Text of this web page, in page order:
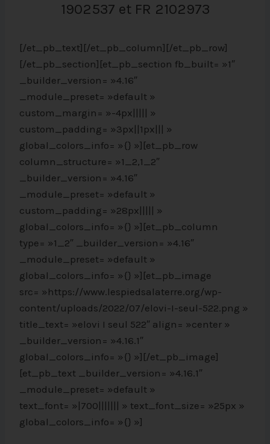
1902537 et FR 2102973
[/et_pb_text][/et_pb_column][/et_pb_row]
[/et_pb_section][et_pb_section fb_built= »1″
_builder_version= »4.16″
_module_preset= »default »
custom_margin= »-4px||||| »
custom_padding= »3px||1px||| »
global_colors_info= »{} »][et_pb_row
column_structure= »1_2,1_2″
_builder_version= »4.16″
_module_preset= »default »
custom_padding= »28px||||| »
global_colors_info= »{} »][et_pb_column
type= »1_2″ _builder_version= »4.16″
_module_preset= »default »
global_colors_info= »{} »][et_pb_image
src= »https://www.lespiedsalaterre.org/wp-
content/uploads/2022/07/elovi-I-seul-522.png »
title_text= »elovi I seul 522″ align= »center »
_builder_version= »4.16.1″
global_colors_info= »{} »][/et_pb_image]
[et_pb_text _builder_version= »4.16.1″
_module_preset= »default »
text_font= »|700||||||| » text_font_size= »25px »
global_colors_info= »{} »]